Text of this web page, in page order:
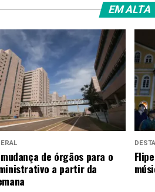
EM ALTA
de órgãos para o
a partir da